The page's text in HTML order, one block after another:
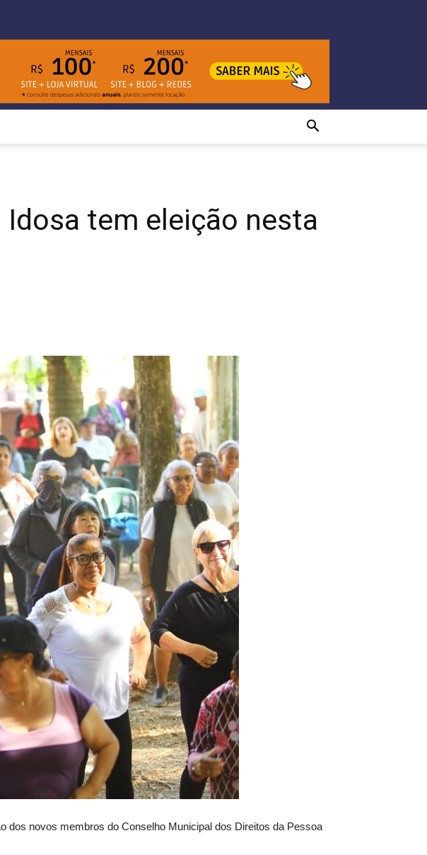
tem eleição nesta
dos novos membros do Conselho Municipal dos Direitos da Pessoa